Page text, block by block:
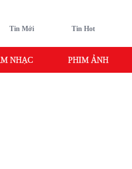
Tin Mới Tin Hot
NHẠC PHIM ẢNH